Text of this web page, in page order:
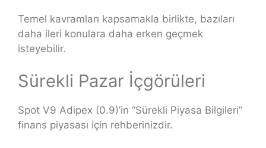
Temel kavramları kapsamakla birlikte, bazıları
daha ileri konulara daha erken geçmek
isteyebilir.
Sürekli Pazar İçgörüleri
Spot V9 Adipex (0.9)’in “Sürekli Piyasa Bilgileri”
finans piyasası için rehberinizdir.